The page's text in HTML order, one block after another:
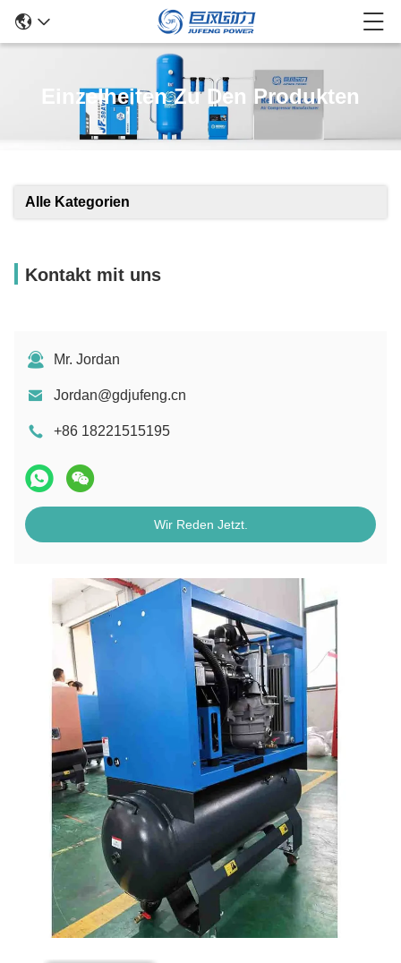
Einzelheiten Zu Den Produkten
Alle Kategorien
Kontakt mit uns
Mr. Jordan
Jordan@gdjufeng.cn
+86 18221515195
Wir Reden Jetzt.